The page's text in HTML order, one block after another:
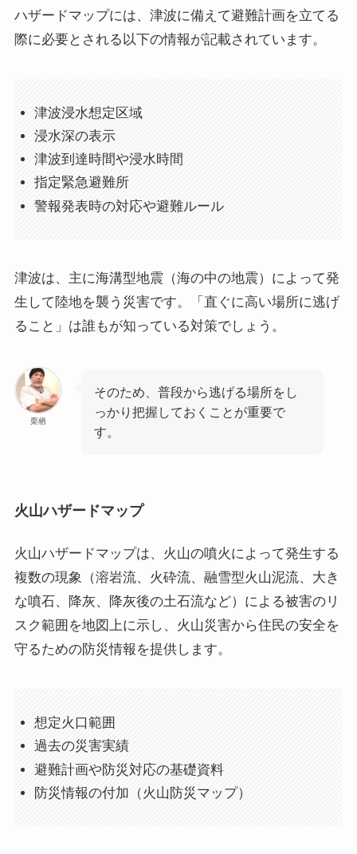
ハザードマップには、津波に備えて避難計画を立てる
際に必要とされる以下の情報が記載されています。
津波浸水想定区域
浸水深の表示
津波到達時間や浸水時間
指定緊急避難所
警報発表時の対応や避難ルール
津波は、主に海溝型地震（海の中の地震）によって発
生して陸地を襲う災害です。「直ぐに高い場所に逃げ
ること」は誰もが知っている対策でしょう。
栗栖
そのため、普段から逃げる場所をし
っかり把握しておくことが重要で
す。
火山ハザードマップ
火山ハザードマップは、火山の噴火によって発生する
複数の現象（溶岩流、火砕流、融雪型火山泥流、大き
な噴石、降灰、降灰後の土石流など）による被害のリ
スク範囲を地図上に示し、火山災害から住民の安全を
守るための防災情報を提供します。
想定火口範囲
過去の災害実績
避難計画や防災対応の基礎資料
防災情報の付加（火山防災マップ）